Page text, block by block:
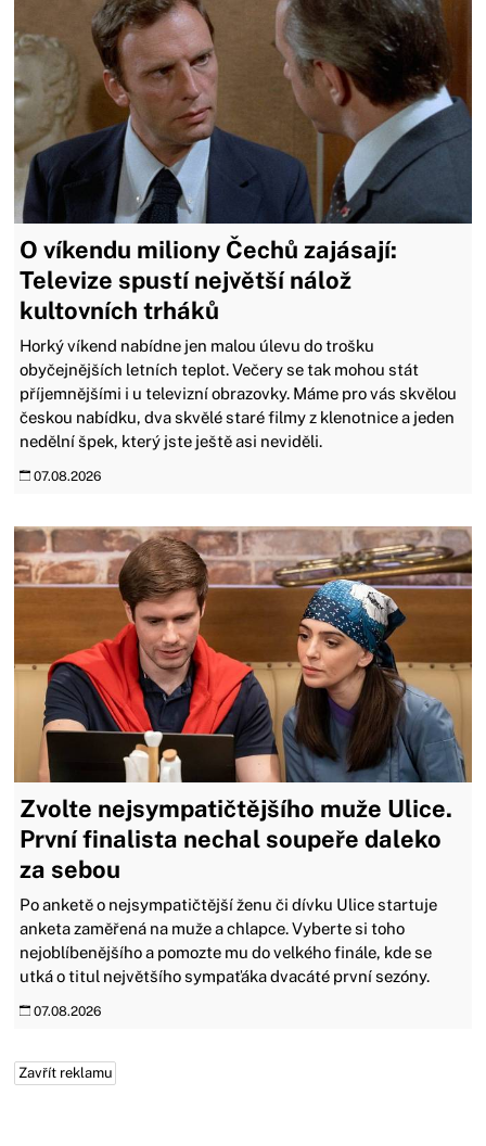
O víkendu miliony Čechů zajásají:
Televize spustí největší nálož
kultovních trháků
Horký víkend nabídne jen malou úlevu do trošku
obyčejnějších letních teplot. Večery se tak mohou stát
příjemnějšími i u televizní obrazovky. Máme pro vás skvělou
českou nabídku, dva skvělé staré filmy z klenotnice a jeden
nedělní špek, který jste ještě asi neviděli.
07.08.2026
Zvolte nejsympatičtějšího muže Ulice.
První finalista nechal soupeře daleko
za sebou
Po anketě o nejsympatičtější ženu či dívku Ulice startuje
anketa zaměřená na muže a chlapce. Vyberte si toho
nejoblíbenějšího a pomozte mu do velkého finále, kde se
utká o titul největšího sympaťáka dvacáté první sezóny.
07.08.2026
Zavřít reklamu